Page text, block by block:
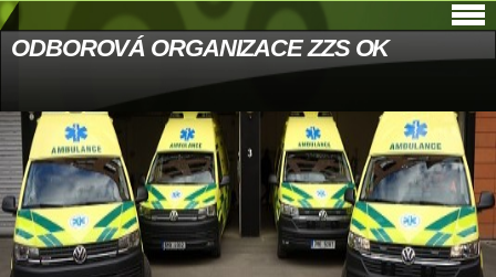
ODBOROVÁ ORGANIZACE ZZS OK